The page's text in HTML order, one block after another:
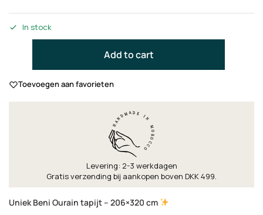
In stock
Add to cart
Toevoegen aan favorieten
Levering: 2-3 werkdagen
Gratis verzending bij aankopen boven DKK 499.
Uniek Beni Ourain tapijt – 206×320 cm